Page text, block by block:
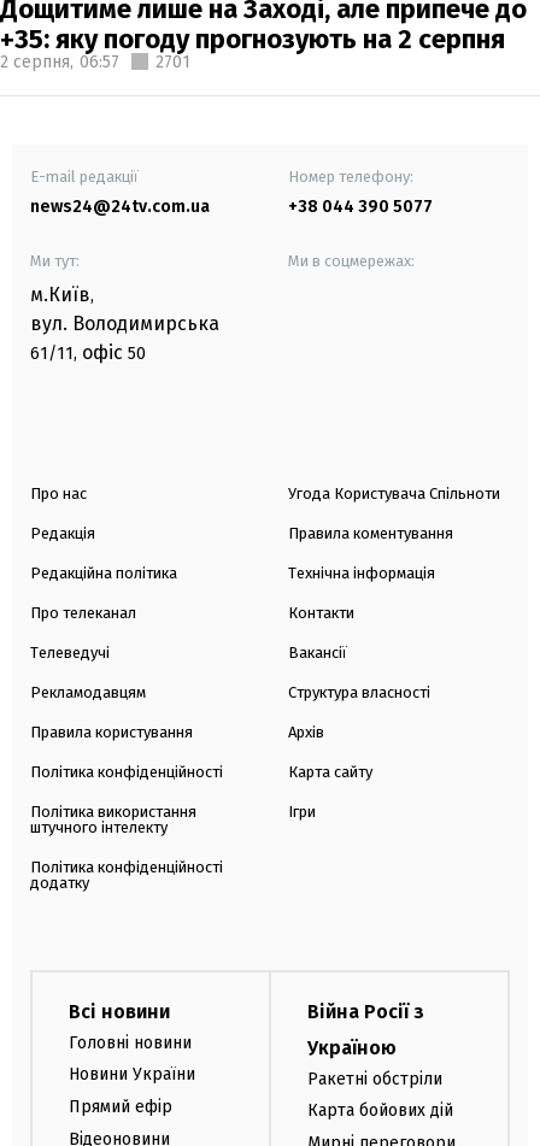
Дощитиме лише на Заході, але припече до
+35: яку погоду прогнозують на 2 серпня
2 серпня, 06:57 2701
E-mail редакції
news24@24tv.com.ua
Номер телефону:
+38 044 390 5077
Ми тут:
м.Київ,
вул. Володимирська
61/11, офіс 50
Ми в соцмережах:
Про нас
Редакція
Редакційна політика
Про телеканал
Телеведучі
Рекламодавцям
Правила користування
Політика конфіденційності
Політика використання
штучного інтелекту
Політика конфіденційності
додатку
Угода Користувача Спільноти
Правила коментування
Технічна інформація
Контакти
Вакансії
Структура власності
Архів
Карта сайту
Ігри
Всі новини
Головні новини
Новини України
Прямий ефір
Відеоновини
Війна Росії з
Україною
Ракетні обстріли
Карта бойових дій